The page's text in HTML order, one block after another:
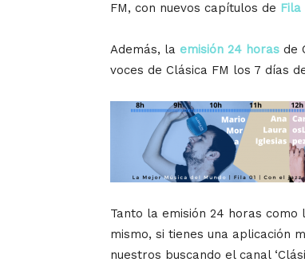
FM, con nuevos capítulos de Fila
Además, la emisión 24 horas de
voces de Clásica FM los 7 días
Tanto la emisión 24 horas
mismo, si tienes una aplicación
nuestros buscando el canal